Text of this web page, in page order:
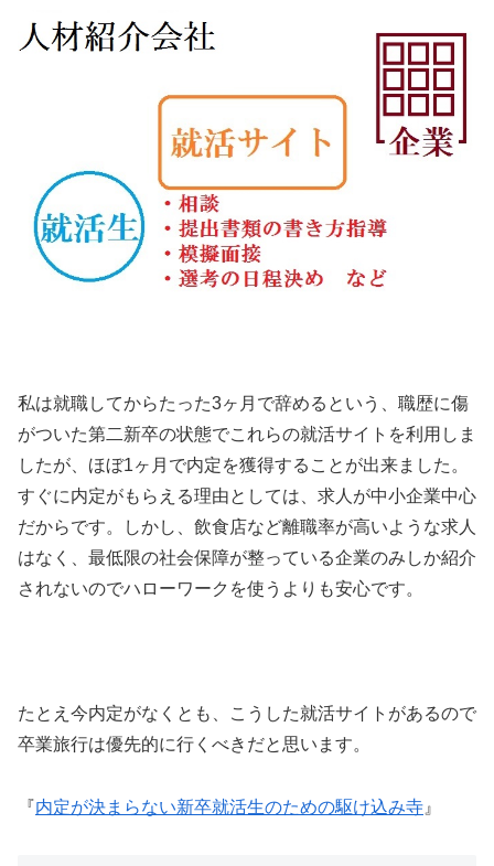
私は就職してからたった3ヶ月で辞めるという、職歴に傷
がついた第二新卒の状態でこれらの就活サイトを利用しま
したが、ほぼ1ヶ月で内定を獲得することが出来ました。
すぐに内定がもらえる理由としては、求人が中小企業中心
だからです。しかし、飲食店など離職率が高いような求人
はなく、最低限の社会保障が整っている企業のみしか紹介
されないのでハローワークを使うよりも安心です。
たとえ今内定がなくとも、こうした就活サイトがあるので
卒業旅行は優先的に行くべきだと思います。
『内定が決まらない新卒就活生のための駆け込み寺 』